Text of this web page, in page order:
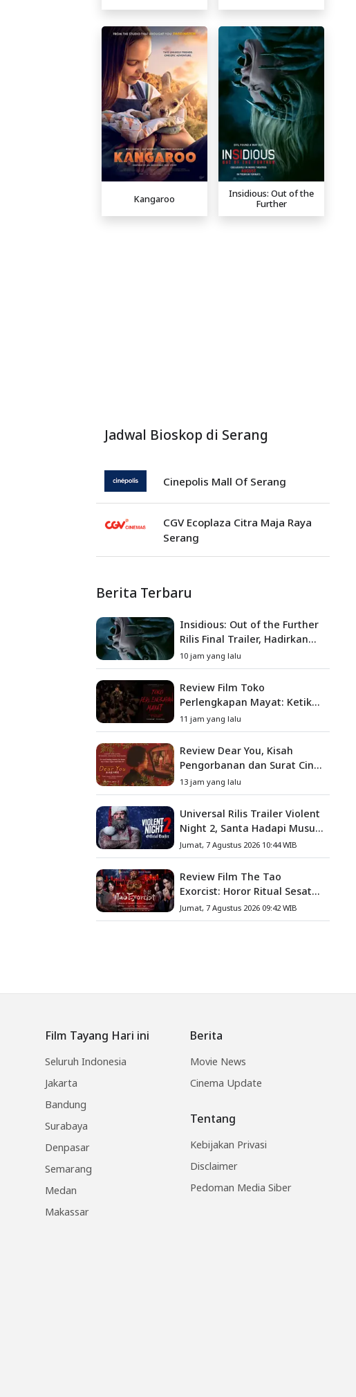
Kangaroo
Insidious: Out of the
Further
Jadwal Bioskop di Serang
Cinepolis Mall Of Serang
CGV Ecoplaza Citra Maja Raya
Serang
Berita Terbaru
Insidious: Out of the Further
Rilis Final Trailer, Hadirkan
Teror Baru, Iblis Kini Masuk
ke Dunia Manusia
10 jam yang lalu
Review Film Toko
Perlengkapan Mayat: Ketika
Kutukan Keluarga Menjadi
Sumber Teror yang
Sesungguhnya
11 jam yang lalu
Review Dear You, Kisah
Pengorbanan dan Surat Cinta
yang Menyentuh Hati
13 jam yang lalu
Universal Rilis Trailer Violent
Night 2, Santa Hadapi Musuh
Baru
Jumat, 7 Agustus 2026 10:44 WIB
Review Film The Tao
Exorcist: Horor Ritual Sesat
Taiwan yang Penuh Misteri
dan Teror Psikologis
Jumat, 7 Agustus 2026 09:42 WIB
Film Tayang Hari ini
Seluruh Indonesia
Jakarta
Bandung
Surabaya
Denpasar
Semarang
Medan
Makassar
Berita
Movie News
Cinema Update
Tentang
Kebijakan Privasi
Disclaimer
Pedoman Media Siber